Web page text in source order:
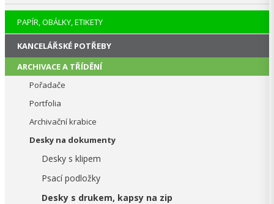
PAPÍR, OBÁLKY, ETIKETY
KANCELÁŘSKÉ POTŘEBY
ARCHIVACE A TŘÍDĚNÍ
Pořadače
Portfolia
Archivační krabice
Desky na dokumenty
Desky s klipem
Psací podložky
Desky s drukem, kapsy na zip